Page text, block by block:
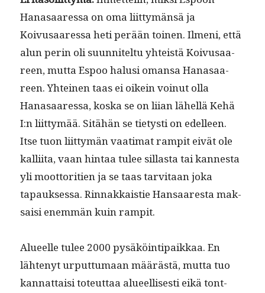
Hanasaa­res­sa on oma liit­tymän­sä ja
Koivusaa­res­sa heti perään toinen. Ilmeni, että
alun perin oli suun­nitel­tu yhteistä Koivusaa­
reen, mut­ta Espoo halusi omansa Hanasaa­
reen. Yhteinen taas ei oikein voin­ut olla
Hanasaa­res­sa, kos­ka se on liian lähel­lä Kehä
I:n liit­tymää. Sitähän se tietysti on edelleen.
Itse tuon liit­tymän vaa­ti­mat rampit eivät ole
kalli­ita, vaan hin­taa tulee sil­las­ta tai kannes­ta
yli moot­tori­tien ja se taas tarvi­taan joka
tapauk­ses­sa. Rin­nakkaistie Hansaares­ta mak­
saisi enem­män kuin rampit.
Alueelle tulee 2000 pysäköin­tipaikkaa. En
läht­enyt urput­tumaan määrästä, mut­ta tuo
kan­nat­taisi toteut­taa alueel­lis­es­ti eikä tont­